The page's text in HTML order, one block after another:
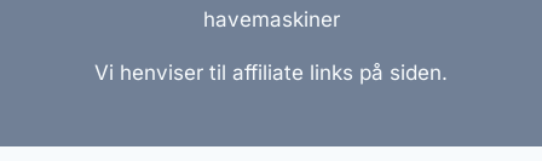
havemaskiner
Vi henviser til affiliate links på siden.